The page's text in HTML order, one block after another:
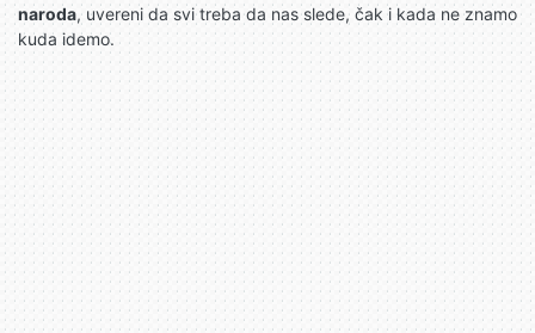
naroda, uvereni da svi treba da nas slede, čak i kada ne znamo
kuda idemo.